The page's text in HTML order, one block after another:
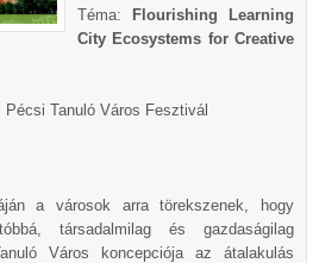
Téma:
Flourishing Learning
City Ecosystems for Creative
Tanuló Város Fesztivál
a városok arra törekszenek, hogy
társadalmilag és gazdaságilag
Város koncepciója az átalakulás